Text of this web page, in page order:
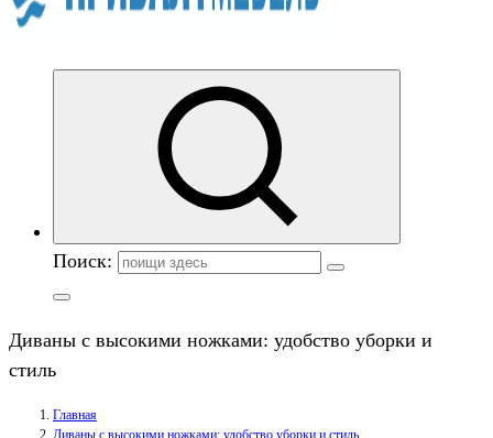
Поиск:
Диваны с высокими ножками: удобство уборки и
стиль
Главная
Диваны с высокими ножками: удобство уборки и стиль